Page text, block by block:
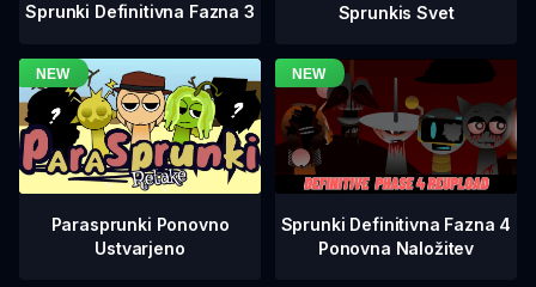
Sprunki Definitivna Fazna 3 Sprunkis Svet
Parasprunki Ponovno
Ustvarjeno
Sprunki Definitivna Fazna 4
Ponovna Naložitev